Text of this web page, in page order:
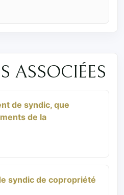
ASSOCIÉES
de syndic, que
de la
syndic de copropriété